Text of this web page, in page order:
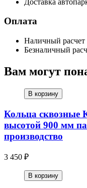
Оплата
Наличный расчет
Безналичный
Вам могут
В корзину
Кольца сквозные
высотой 900 мм
производство
3 450 ₽
В корзину